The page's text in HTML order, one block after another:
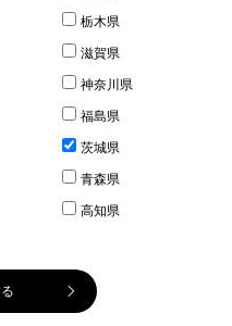
栃木県
滋賀県
神奈川県
福島県
茨城県
青森県
高知県